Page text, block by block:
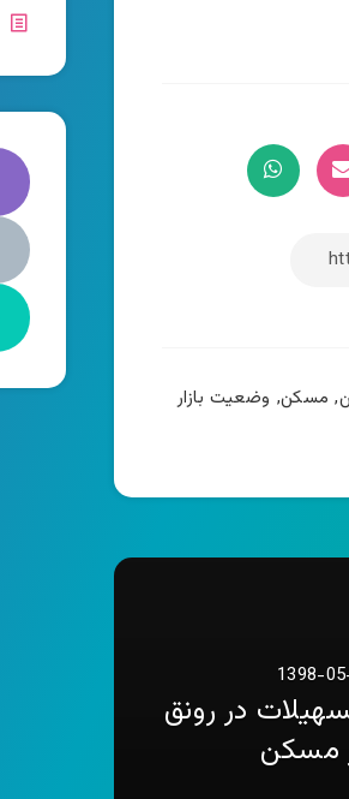
, مسکن, وضعیت بازار
1398-
در رونق
مسکن